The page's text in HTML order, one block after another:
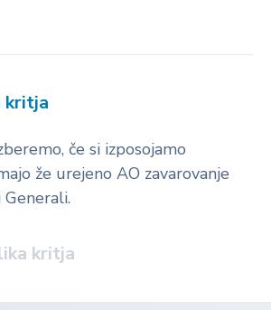
kritja
če si izposojamo
že urejeno AO zavarovanje
Generali.
kritja